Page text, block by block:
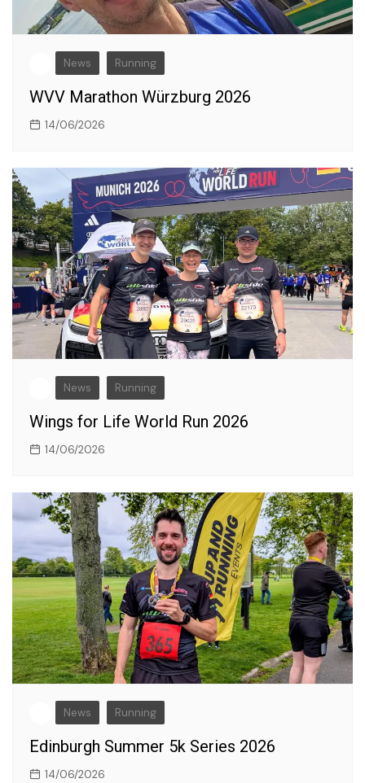
News Running
WVV Marathon Würzburg 2026
14/06/2026
News Running
Wings for Life World Run 2026
14/06/2026
News Running
Edinburgh Summer 5k Series 2026
14/06/2026